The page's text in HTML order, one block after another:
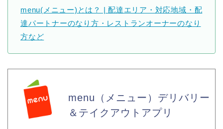
menu(メニュー)とは？ | 配達エリア・対応地域・配
達パートナーのなり方・レストランオーナーのなり
方など
menu（メニュー）デリバリー
＆テイクアウトアプリ